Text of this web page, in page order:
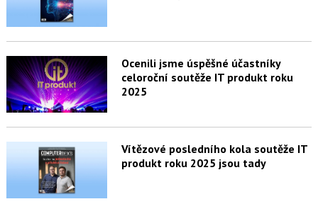
Ocenili jsme úspěšné účastníky
celoroční soutěže IT produkt roku
2025
Vítězové posledního kola soutěže IT
produkt roku 2025 jsou tady